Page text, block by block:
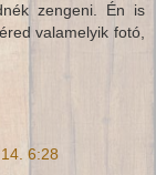
zengeni. Én is
valamelyik fotó,
6:28